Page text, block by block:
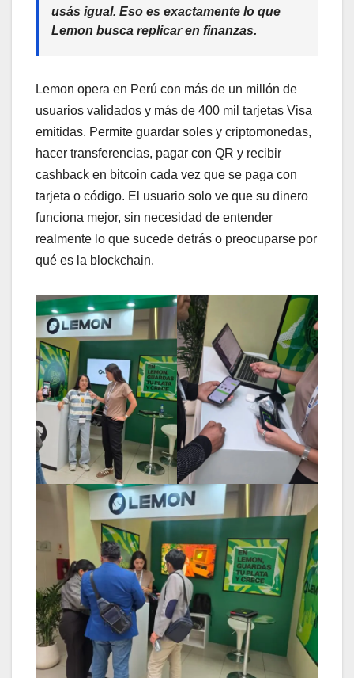
usás igual. Eso es exactamente lo que
Lemon busca replicar en finanzas.
Lemon opera en Perú con más de un millón de
usuarios validados y más de 400 mil tarjetas Visa
emitidas. Permite guardar soles y criptomonedas,
hacer transferencias, pagar con QR y recibir
cashback en bitcoin cada vez que se paga con
tarjeta o código. El usuario solo ve que su dinero
funciona mejor, sin necesidad de entender
realmente lo que sucede detrás o preocuparse por
qué es la blockchain.